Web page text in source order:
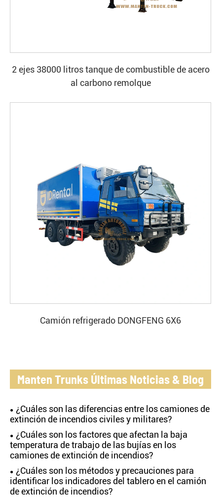
2 ejes 38000 litros tanque de combustible de acero
al carbono remolque
Camión refrigerado DONGFENG 6X6
Manten Trunks Últimas Noticias & Blog
¿Cuáles son las diferencias entre los camiones de
extinción de incendios civiles y militares?
¿Cuáles son los factores que afectan la baja
temperatura de trabajo de las bujías en los
camiones de extinción de incendios?
¿Cuáles son los métodos y precauciones para
identificar los indicadores del tablero en el camión
de extinción de incendios?